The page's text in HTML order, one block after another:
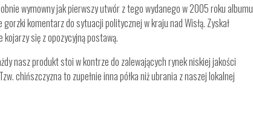
wymowny jak pierwszy utwór z tego wydanego w 2005 roku albumu
komentarz do sytuacji politycznej w kraju nad Wisłą. Zyskał
się z opozycyjną postawą.
nasz produkt stoi w kontrze do zalewających rynek niskiej jakości
chińszczyzna to zupełnie inna półka niż ubrania z naszej lokalnej